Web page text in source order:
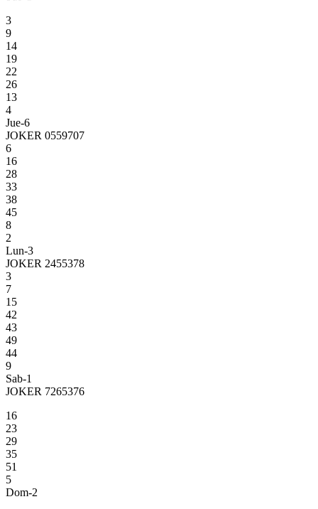
3
9
14
19
22
26
13
4
Jue-6
JOKER 0559707
6
16
28
33
38
45
8
2
Lun-3
JOKER 2455378
3
7
15
42
43
49
44
9
Sab-1
JOKER 7265376
16
23
29
35
51
5
Dom-2